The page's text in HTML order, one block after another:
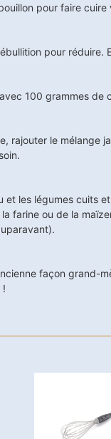
pour faire cuire
pour réduire.
100 grammes de
rajouter le mélange
et les légumes cuits
farine ou de la
façon grand-
!